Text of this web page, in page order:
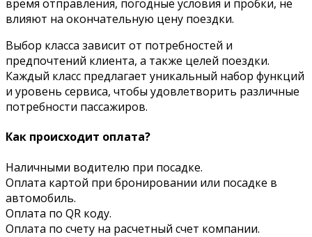
время отправления, погодные условия и пробки, не
влияют на окончательную цену поездки.
Выбор класса зависит от потребностей и
предпочтений клиента, а также целей поездки.
Каждый класс предлагает уникальный набор функций
и уровень сервиса, чтобы удовлетворить различные
потребности пассажиров.
Как происходит оплата?
Наличными водителю при посадке.
Оплата картой при бронировании или посадке в
автомобиль.
Оплата по QR коду.
Оплата по счету на расчетный счет компании.